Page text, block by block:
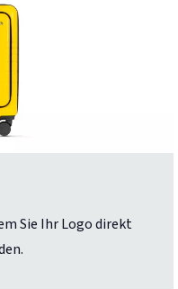
Sie Ihr Logo direkt